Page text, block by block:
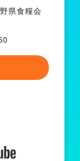
県食糧会